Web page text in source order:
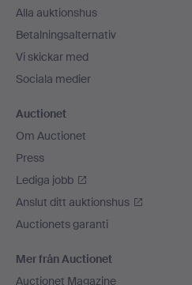
Alla auktionshus
Betalningsalternativ
Vi skickar med
Sociala medier
Auctionet
Om Auctionet
Press
Lediga jobb
Anslut ditt auktionshus
Auctionets garanti
Mer från Auctionet
Auctionet Magazine